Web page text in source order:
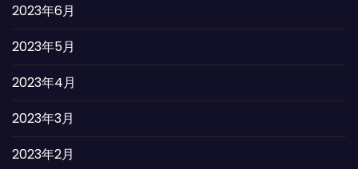
2023年6月
2023年5月
2023年4月
2023年3月
2023年2月